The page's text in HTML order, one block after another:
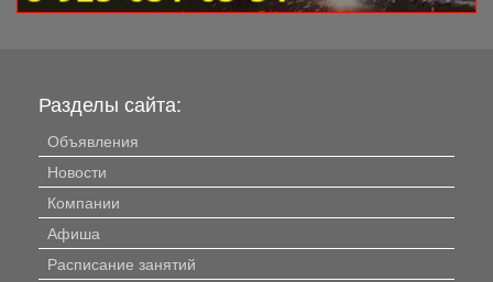
Разделы сайта:
Объявления
Новости
Компании
Афиша
Расписание занятий